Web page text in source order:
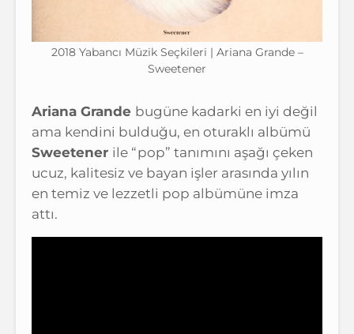
2018 Yabancı Müzik Seçkileri | Ariana Grande –
Sweetener
Ariana Grande bugüne kadarki en iyi değil
ama kendini bulduğu, en oturaklı albümü
Sweetener ile “pop” tanımını aşağı çeken
ucuz, kalitesiz ve bayan işler arasında yılın
en temiz ve lezzetli pop albümüne imza
attı.